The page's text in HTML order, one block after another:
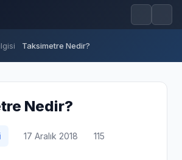
Taksimetre Nedir?
Nedir?
17 Aralık 2018 115